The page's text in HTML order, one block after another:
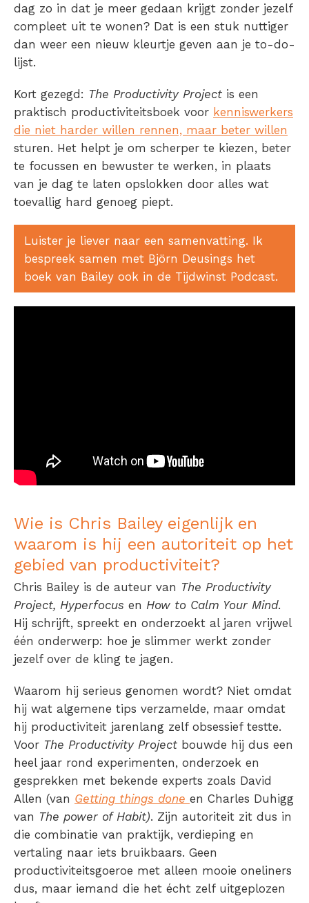
dag zo in dat je meer gedaan krijgt zonder jezelf
compleet uit te wonen? Dat is een stuk nuttiger
dan weer een nieuw kleurtje geven aan je to-do-
lijst.
Kort gezegd: The Productivity Project is een
praktisch productiviteitsboek voor kenniswerkers
die niet harder willen rennen, maar beter willen
sturen. Het helpt je om scherper te kiezen, beter
te focussen en bewuster te werken, in plaats
van je dag te laten opslokken door alles wat
toevallig hard genoeg piept.
Luister je liever naar een samenvatting. Ik
bespreek samen met Björn Deusings het
boek van Bailey ook in de Tijdwinst Podcast.
Wie is Chris Bailey eigenlijk en
waarom is hij een autoriteit op het
gebied van productiviteit?
Chris Bailey is de auteur van The Productivity
Project, Hyperfocus en How to Calm Your Mind.
Hij schrijft, spreekt en onderzoekt al jaren vrijwel
één onderwerp: hoe je slimmer werkt zonder
jezelf over de kling te jagen.
Waarom hij serieus genomen wordt? Niet omdat
hij wat algemene tips verzamelde, maar omdat
hij productiviteit jarenlang zelf obsessief testte.
Voor The Productivity Project bouwde hij dus een
heel jaar rond experimenten, onderzoek en
gesprekken met bekende experts zoals David
Allen (van Getting things done en Charles Duhigg
van The power of Habit). Zijn autoriteit zit dus in
die combinatie van praktijk, verdieping en
vertaling naar iets bruikbaars. Geen
productiviteitsgoeroe met alleen mooie oneliners
dus, maar iemand die het écht zelf uitgeplozen